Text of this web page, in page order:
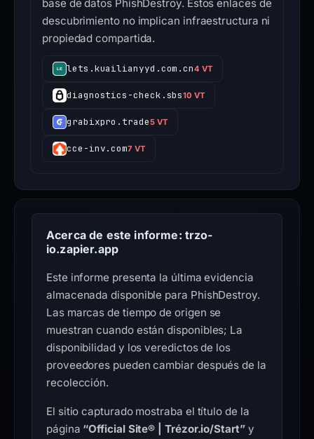
base de datos PhishDestroy. Estos enlaces de
descubrimiento no implican infraestructura ni
propiedad compartida.
lets.kuailianyyd.com.cn4 VT
diagnostics-check.sbs10 VT
grabixpro.trade5 VT
cce-inv.com7 VT
Acerca de este informe: trzo-
io.zapier.app
Este informe presenta la última evidencia
almacenada disponible para PhishDestroy.
Las marcas de tiempo de origen se
muestran cuando están disponibles; La
disponibilidad y los veredictos de los
proveedores pueden cambiar después de la
recolección.
El sitio capturado mostraba el título de la
página “Official Site® | Trézor.io/Start”y